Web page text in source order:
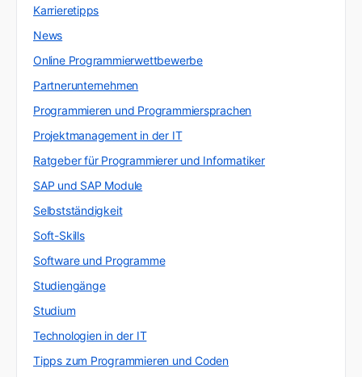
Karrieretipps
News
Online Programmierwettbewerbe
Partnerunternehmen
Programmieren und Programmiersprachen
Projektmanagement in der IT
Ratgeber für Programmierer und Informatiker
SAP und SAP Module
Selbstständigkeit
Soft-Skills
Software und Programme
Studiengänge
Studium
Technologien in der IT
Tipps zum Programmieren und Coden